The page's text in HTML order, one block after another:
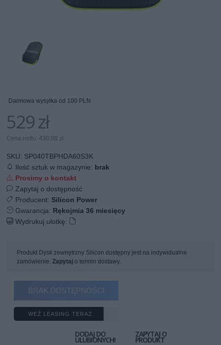
Darmowa wysyłka od 100 PLN
529 zł
Cena netto: 430,08 zł
SKU: SP040TBPHDA60S3K
Ilość sztuk w magazynie: brak
Prosimy o kontakt
Zapytaj o dostępność
Producent: Silicon Power
Gwarancja: Rękojmia 36 miesięcy
Wydrukuj ulotkę:
Produkt Dysk zewnętrzny Silicon dostępny jest na indywidualne
zamówienie.Zapytaj o termin dostawy.
BRAK DOSTĘPNOŚCI
WEŹ LEASING TERAZ
DODAJ DO
ULUBIONYCH!
ZAPYTAJ O
PRODUKT